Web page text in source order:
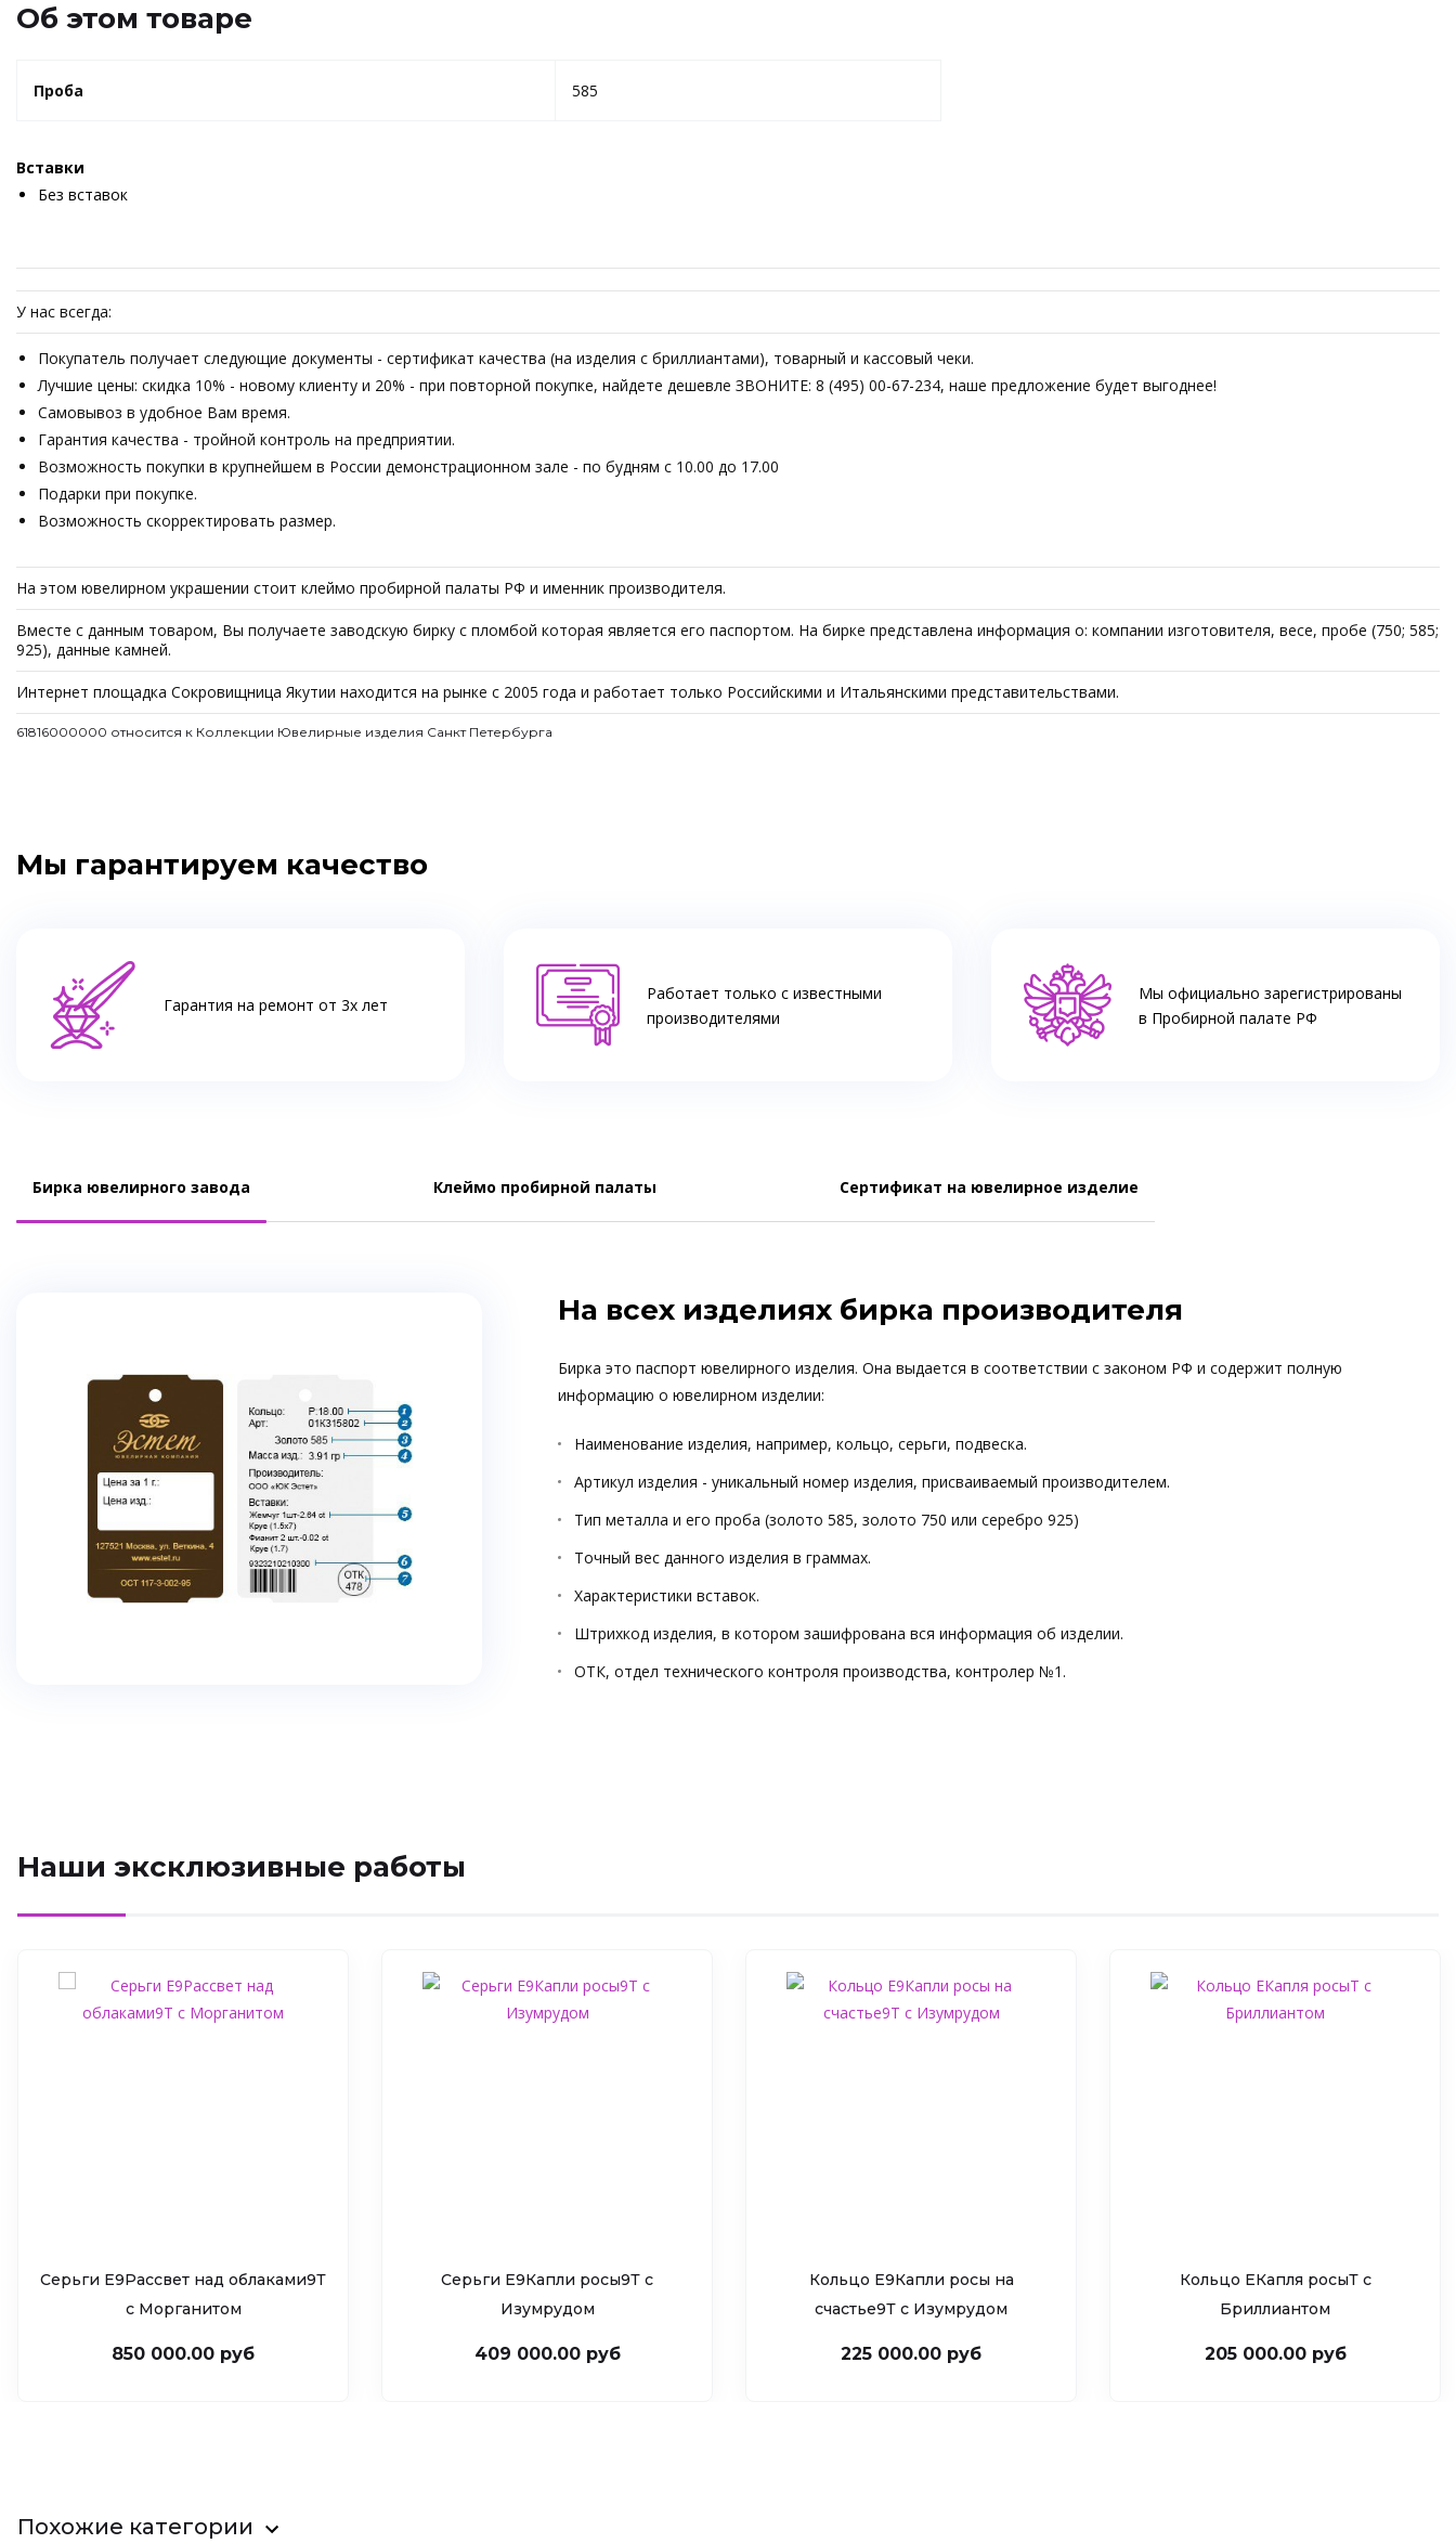
Об этом товаре
Проба 585
Вставки
Без вставок
У нас всегда:
Покупатель получает следующие документы - сертификат качества (на изделия с бриллиантами), товарный и кассовый чеки.
Лучшие цены: скидка 10% - новому клиенту и 20% - при повторной покупке, найдете дешевле ЗВОНИТЕ: 8 (495) 00-67-234, наше предложение будет выгоднее!
Самовывоз в удобное Вам время.
Гарантия качества - тройной контроль на предприятии.
Возможность покупки в крупнейшем в России демонстрационном зале - по будням с 10.00 до 17.00
Подарки при покупке.
Возможность скорректировать размер.
На этом ювелирном украшении стоит клеймо пробирной палаты РФ и именник производителя.
Вместе с данным товаром, Вы получаете заводскую бирку с пломбой которая является его паспортом. На бирке представлена информация о: компании изготовителя, весе, пробе (750; 585;
925), данные камней.
Интернет площадка Сокровищница Якутии находится на рынке с 2005 года и работает только Российскими и Итальянскими представительствами.
61816000000 относится к Коллекции Ювелирные изделия Санкт Петербурга
Мы гарантируем качество
Гарантия на ремонт от 3х лет
Работает только с известными
производителями
Мы официально зарегистрированы
в Пробирной палате РФ
Бирка ювелирного завода Клеймо пробирной палаты Сертификат на ювелирное изделие
На всех изделиях бирка производителя
Бирка это паспорт ювелирного изделия. Она выдается в соответствии с законом РФ и содержит полную
информацию о ювелирном изделии:
Наименование изделия, например, кольцо, серьги, подвеска.
Артикул изделия - уникальный номер изделия, присваиваемый производителем.
Тип металла и его проба (золото 585, золото 750 или серебро 925)
Точный вес данного изделия в граммах.
Характеристики вставок.
Штрихкод изделия, в котором зашифрована вся информация об изделии.
ОТК, отдел технического контроля производства, контролер №1.
Наши эксклюзивные работы
Серьги Е9Рассвет над облаками9Т
c Морганитом
850 000.00 руб
Серьги Е9Капли росы9Т c
Изумрудом
409 000.00 руб
Кольцо Е9Капли росы на
счастье9Т c Изумрудом
225 000.00 руб
Кольцо ЕКапля росыТ c
Бриллиантом
205 000.00 руб
Похожие категории